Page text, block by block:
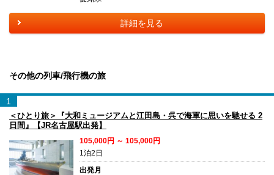
詳細を見る
その他の列車/飛行機の旅
1
＜ひとり旅＞『大和ミュージアムと江田島・呉で海軍に思いを馳せる 2
日間』【JR名古屋駅出発】
105,000円 ～ 105,000円
1泊2日
出発月